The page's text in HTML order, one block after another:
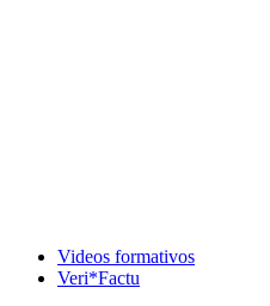
Videos formativos
Veri*Factu